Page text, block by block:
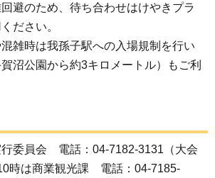
避のため、待ち合わせはけやきプラ
ださい。
雑時は我孫子駅への入場規制を行い
沼公園から約3キロメートル）もご利
委員会 電話：04-7182-3131（大会
時は商業観光課 電話：04-7185-